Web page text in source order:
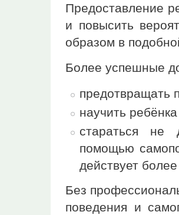
Предоставление
и повысить
образом в
Более успешные
предотвращать
научить
стараться не
помощью
действует
Без
поведения и